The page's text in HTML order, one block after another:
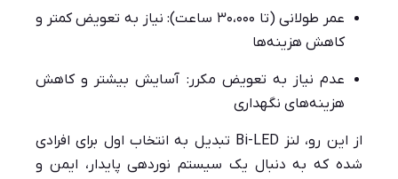
عمر طولانی (تا ۳۰،۰۰۰ ساعت): نیاز به تعویض کمتر و
کاهش هزینه‌ها
عدم نیاز به تعویض مکرر: آسایش بیشتر و کاهش
هزینه‌های نگهداری
از این رو، لنز Bi-LED تبدیل به انتخاب اول برای افرادی
شده که به دنبال یک سیستم نوردهی پایدار، ایمن و